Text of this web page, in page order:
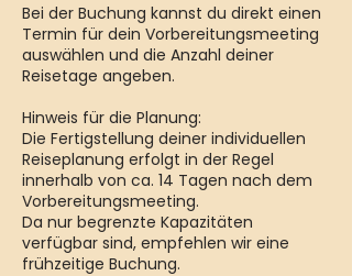
Bei der Buchung kannst du direkt einen
Termin für dein Vorbereitungsmeeting
auswählen und die Anzahl deiner
Reisetage angeben.
Hinweis für die Planung:
Die Fertigstellung deiner individuellen
Reiseplanung erfolgt in der Regel
innerhalb von ca. 14 Tagen nach dem
Vorbereitungsmeeting.
Da nur begrenzte Kapazitäten
verfügbar sind, empfehlen wir eine
frühzeitige Buchung.